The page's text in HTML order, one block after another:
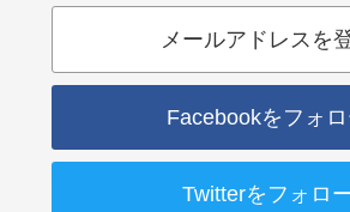
メールアドレスを
Facebookをフォ
Twitterをフォロ